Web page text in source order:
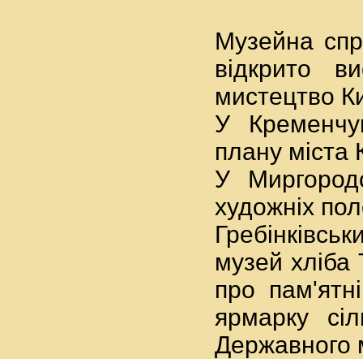
Музейна
відкрито
мистецтво
У
плану міста
У
художніх
музей хліба
про
ярмарку
Державного